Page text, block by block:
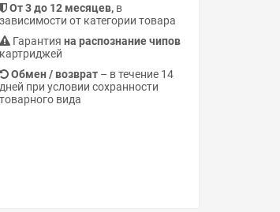
От 3 до 12 месяцев,в
зависимости от категории товара
Гарантия на распознание чипов
картриджей
Обмен / возврат– в течение 14
дней при условии сохранности
товарного вида